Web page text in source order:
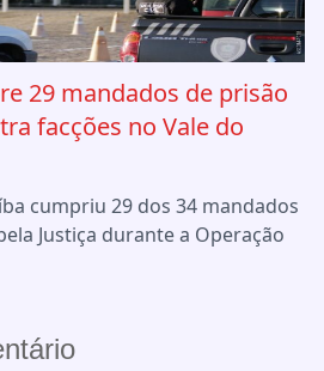
29 mandados de prisão
facções no Vale do
cumpriu 29 dos 34 mandados
Justiça durante a Operação